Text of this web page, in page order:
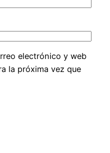
electrónico y web
la próxima vez que